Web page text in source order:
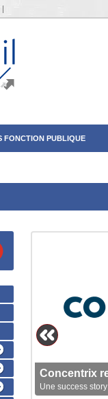
FONCTION PUBLIQUE
Concentrix
Une success